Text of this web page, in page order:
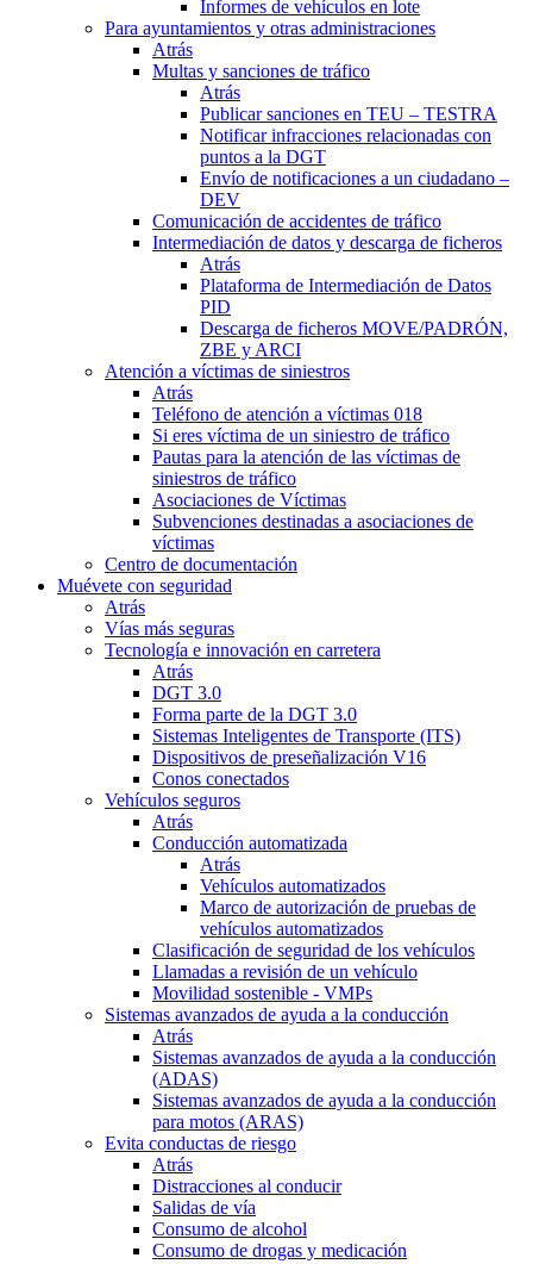
Informes de vehículos en lote
Para ayuntamientos y otras administraciones
Atrás
Multas y sanciones de tráfico
Atrás
Publicar sanciones en TEU – TESTRA
Notificar infracciones relacionadas con
puntos a la DGT
Envío de notificaciones a un ciudadano –
DEV
Comunicación de accidentes de tráfico
Intermediación de datos y descarga de ficheros
Atrás
Plataforma de Intermediación de Datos
PID
Descarga de ficheros MOVE/PADRÓN,
ZBE y ARCI
Atención a víctimas de siniestros
Atrás
Teléfono de atención a víctimas 018
Si eres víctima de un siniestro de tráfico
Pautas para la atención de las víctimas de
siniestros de tráfico
Asociaciones de Víctimas
Subvenciones destinadas a asociaciones de
víctimas
Centro de documentación
Muévete con seguridad
Atrás
Vías más seguras
Tecnología e innovación en carretera
Atrás
DGT 3.0
Forma parte de la DGT 3.0
Sistemas Inteligentes de Transporte (ITS)
Dispositivos de preseñalización V16
Conos conectados
Vehículos seguros
Atrás
Conducción automatizada
Atrás
Vehículos automatizados
Marco de autorización de pruebas de
vehículos automatizados
Clasificación de seguridad de los vehículos
Llamadas a revisión de un vehículo
Movilidad sostenible - VMPs
Sistemas avanzados de ayuda a la conducción
Atrás
Sistemas avanzados de ayuda a la conducción
(ADAS)
Sistemas avanzados de ayuda a la conducción
para motos (ARAS)
Evita conductas de riesgo
Atrás
Distracciones al conducir
Salidas de vía
Consumo de alcohol
Consumo de drogas y medicación